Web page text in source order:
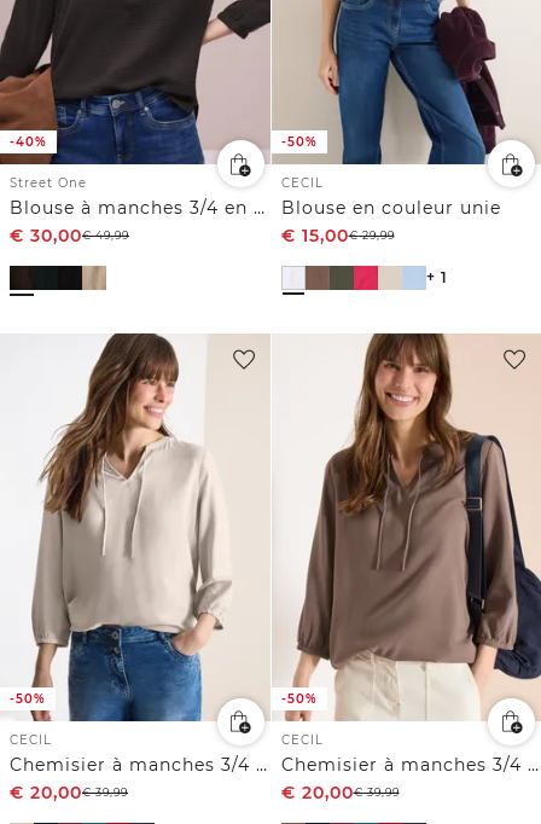
-40%
Street One
Blouse à manches 3/4 en gaze de coton
€ 30,00€49,99
-50%
CECIL
Blouse en couleur unie
€ 15,00€29,99
+ 1
-50%
CECIL
Chemisier à manches 3/4 avec col fendu
€ 20,00€39,99
-50%
CECIL
Chemisier à manches 3/4 avec col fendu
€ 20,00€39,99